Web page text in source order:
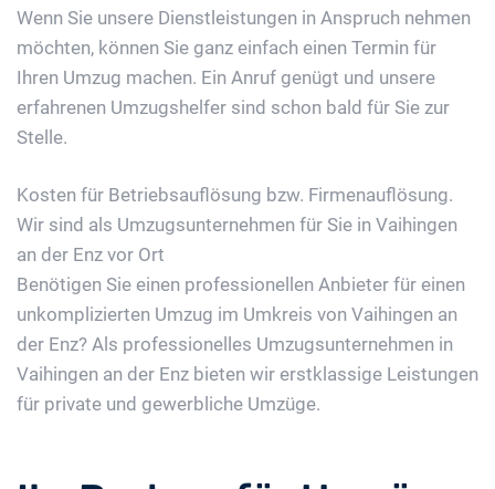
Wenn Sie unsere Dienstleistungen in Anspruch nehmen
möchten, können Sie ganz einfach einen Termin für
Ihren Umzug machen. Ein Anruf genügt und unsere
erfahrenen Umzugshelfer sind schon bald für Sie zur
Stelle.
Kosten für Betriebsauflösung bzw. Firmenauflösung.
Wir sind als Umzugsunternehmen für Sie in Vaihingen
an der Enz vor Ort
Benötigen Sie einen professionellen Anbieter für einen
unkomplizierten Umzug im Umkreis von Vaihingen an
der Enz? Als professionelles Umzugsunternehmen in
Vaihingen an der Enz bieten wir erstklassige Leistungen
für private und gewerbliche Umzüge.